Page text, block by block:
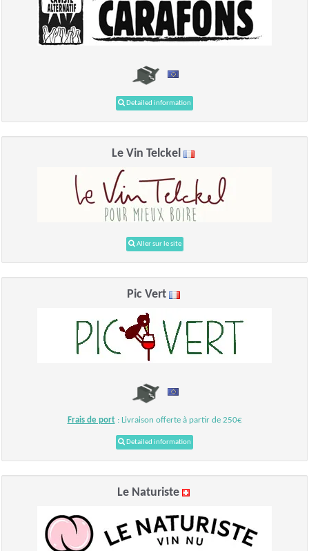
Detailed information
Le Vin Telckel
Aller sur le site
Pic Vert
Frais de port: Livraison offerte à partir de 250€
Detailed information
Le Naturiste